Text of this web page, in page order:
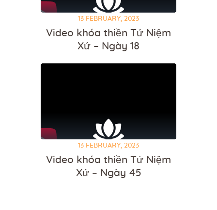
13 FEBRUARY, 2023
Video khóa thiền Tứ Niệm
Xứ – Ngày 18
13 FEBRUARY, 2023
Video khóa thiền Tứ Niệm
Xứ – Ngày 45